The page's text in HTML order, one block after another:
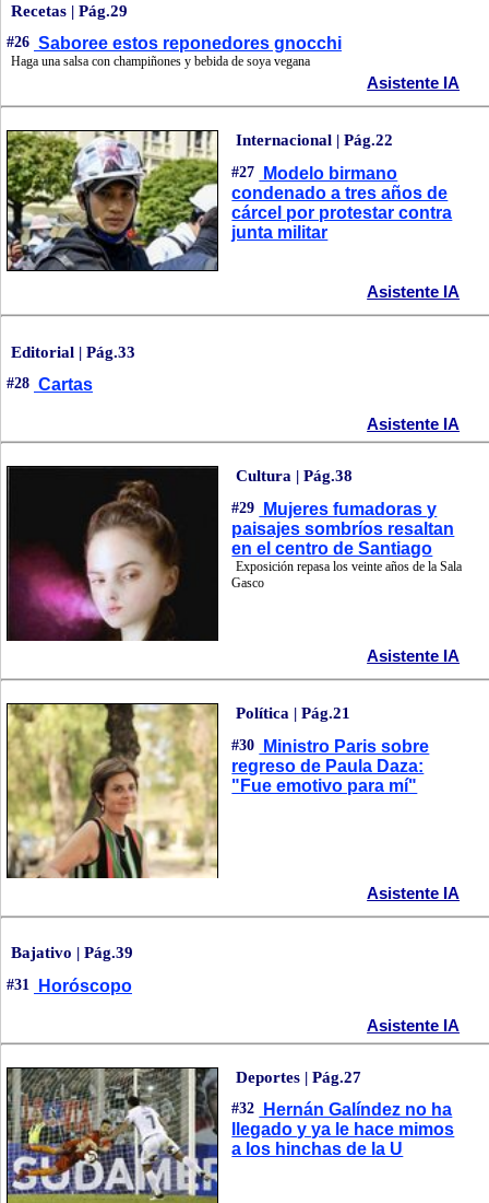
Recetas | Pág.29
#26 Saboree estos reponedores gnocchi
Haga una salsa con champiñones y bebida de soya vegana
Asistente IA
Internacional | Pág.22
#27
Modelo birmano
condenado a tres años de
cárcel por protestar contra
junta militar
Asistente IA
Editorial | Pág.33
#28 Cartas
Asistente IA
Cultura | Pág.38
#29
Mujeres fumadoras y
paisajes sombríos resaltan
en el centro de Santiago
Exposición repasa los veinte años de la Sala
Gasco
Asistente IA
Política | Pág.21
#30
Ministro Paris sobre
regreso de Paula Daza:
"Fue emotivo para mí"
Asistente IA
Bajativo | Pág.39
#31 Horóscopo
Asistente IA
Deportes | Pág.27
#32
Hernán Galíndez no ha
llegado y ya le hace mimos
a los hinchas de la U